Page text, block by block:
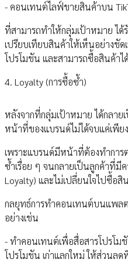
- คอนเทนต์ไลฟ์ขายสินค้าบน
ที่สามารถทำให้กลุ่มเป้าหมาย ไ
เปรียบเทียบสินค้าให้เห็นอย่างชั
โปรโมชัน และสามารถซื้อสินค้าไ
4. Loyalty (การซื้อซ้ำ)
หลังจากที่กลุ่มเป้าหมาย ได้กลา
หน้าที่ของแบรนด์ไม่ได้จบแค่เพีย
เพราะแบรนด์มีหน้าที่ต้องทำการ
ซ้ำเรื่อย ๆ จนกลายเป็นลูกค้าที่มี
Loyalty) และไม่เปลี่ยนใจไปซื้อสิ
กลยุทธ์การทำคอนเทนต์บนแพล
อย่างเช่น
- ทำคอนเทนต์เพื่อสื่อสารโปรโม
โปรโมชัน เก่าแลกใหม่ ให้ส่วนล